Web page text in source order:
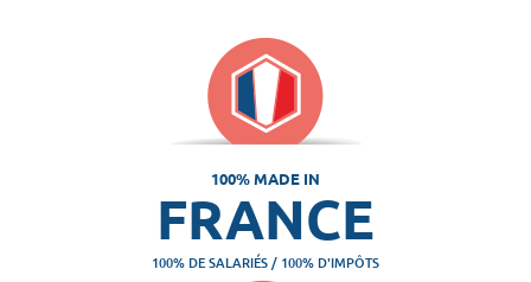
100% MADE IN
FRANCE
100% DE SALARIÉS / 100% D'IMPÔTS